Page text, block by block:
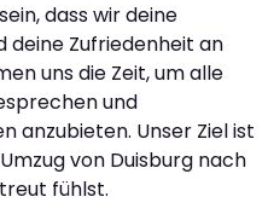
dass wir deine
deine Zufriedenheit an
uns die Zeit, um alle
und
anzubieten. Unser Ziel ist
von Duisburg nach
fühlst.